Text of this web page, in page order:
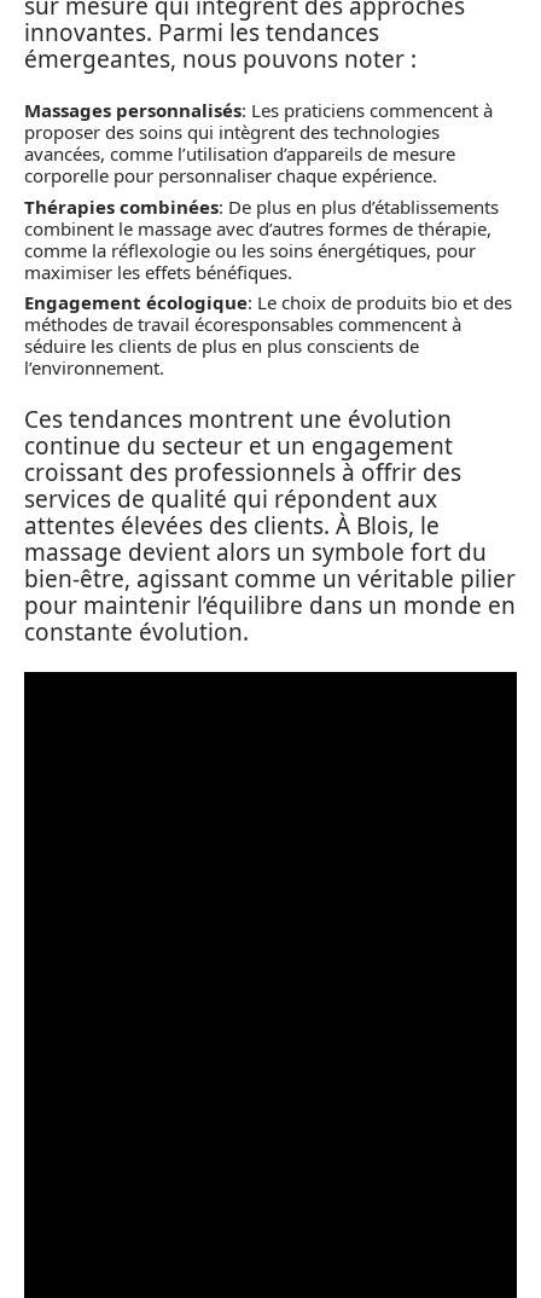
innovantes. Parmi les tendances
émergeantes, nous pouvons noter :
Massages personnalisés: Les praticiens commencent à
proposer des soins qui intègrent des technologies
avancées, comme l’utilisation d’appareils de mesure
corporelle pour personnaliser chaque expérience.
Thérapies combinées: De plus en plus d’établissements
combinent le massage avec d’autres formes de thérapie,
comme la réflexologie ou les soins énergétiques, pour
maximiser les effets bénéfiques.
Engagement écologique: Le choix de produits bio et des
méthodes de travail écoresponsables commencent à
séduire les clients de plus en plus conscients de
l’environnement.
Ces tendances montrent une évolution
continue du secteur et un engagement
croissant des professionnels à offrir des
services de qualité qui répondent aux
attentes élevées des clients. À Blois, le
massage devient alors un symbole fort du
bien-être, agissant comme un véritable pilier
pour maintenir l’équilibre dans un monde en
constante évolution.